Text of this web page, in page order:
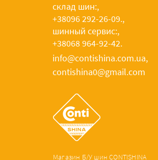
Магазин Б/У шин CONTISHINA
склад шин:,
+38096 292-26-09.,
шинный сервис:,
+38068 964-92-42.
info@contishina.com.ua,
contishina0@gmail.com